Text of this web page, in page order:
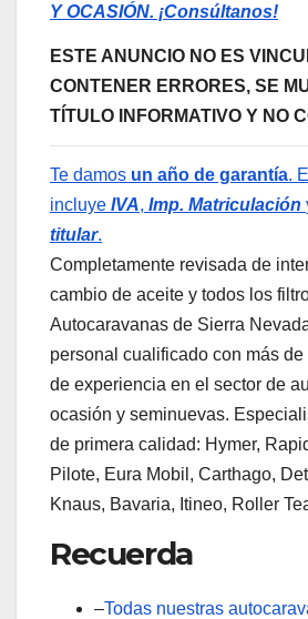
Y OCASIÓN. ¡Consúltanos!
ESTE ANUNCIO NO ES
CONTENER ERRORES, SE
TÍTULO INFORMATIVO Y NO
Te damos un año de garantía.
incluye IVA, Imp. Matriculación
titular.
Completamente revisada de
cambio de aceite y todos los
Autocaravanas de Sierra
personal cualificado con más
de experiencia en el sector de
ocasión y seminuevas.
de primera calidad: Hymer,
Pilote, Eura Mobil, Carthago,
Knaus, Bavaria, Itineo, Roller
Recuerda
–Todas nuestras